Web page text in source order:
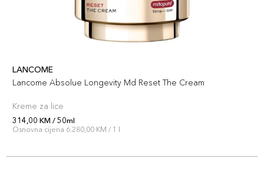
LANCOME
Lancome Absolue Longevity Md Reset The Cream
Kreme za lice
314,00 KM / 50ml
Osnovna cijena 6.280,00 KM / 1 l